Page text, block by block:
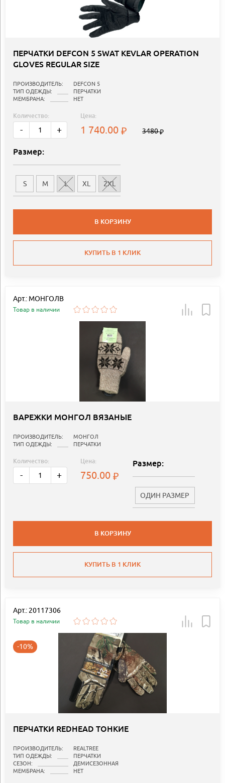
ПЕРЧАТКИ DEFCON 5 SWAT KEVLAR OPERATION
GLOVES REGULAR SIZE
ПРОИЗВОДИТЕЛЬ:
DEFCON 5
ТИП ОДЕЖДЫ:
ПЕРЧАТКИ
МЕМБРАНА:
НЕТ
Количество:
- +
Цена:
1 740.00 3480
Размер:
S M L XL 2XL
В КОРЗИНУ
КУПИТЬ В 1 КЛИК
Арт.: МОНГОЛВ
Товар в наличии
ВАРЕЖКИ МОНГОЛ ВЯЗАНЫЕ
ПРОИЗВОДИТЕЛЬ:
МОНГОЛ
ТИП ОДЕЖДЫ:
ПЕРЧАТКИ
Количество:
- +
Цена:
750.00
Размер:
ОДИН РАЗМЕР
В КОРЗИНУ
КУПИТЬ В 1 КЛИК
Арт.: 20117306
Товар в наличии
-10%
ПЕРЧАТКИ REDHEAD ТОНКИЕ
ПРОИЗВОДИТЕЛЬ:
REALTREE
ТИП ОДЕЖДЫ:
ПЕРЧАТКИ
СЕЗОН:
ДЕМИСЕЗОННАЯ
МЕМБРАНА:
НЕТ